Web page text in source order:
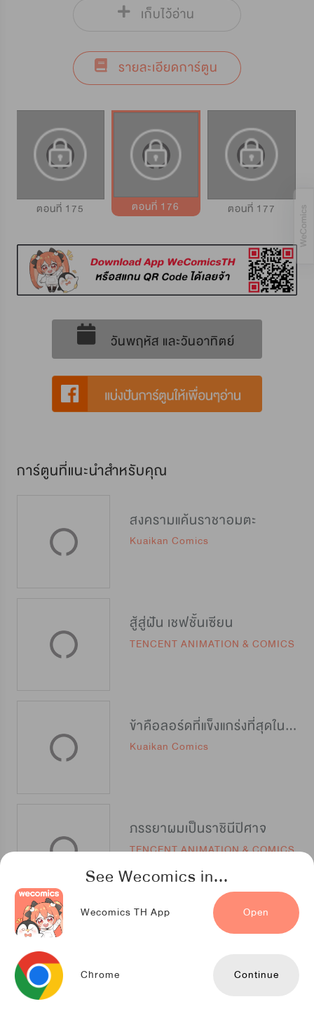
See Wecomics in...
Wecomics TH App Open
Chrome Continue
เก็บไว้อ่าน
รายละเอียดการ์ตูน
ตอนที่ 175 ตอนที่ 176 ตอนที่ 177
วันพฤหัส และวันอาทิตย์
การ์ตูนที่แนะนำสำหรับคุณ
สงครามแค้นราชาอมตะ
Kuaikan Comics
สู้สู่ฝัน เชฟชั้นเซียน
TENCENT ANIMATION & COMICS
ข้าคือลอร์ดที่แข็งแกร่งที่สุดในปฐพี
Kuaikan Comics
ภรรยาผมเป็นราชินีปิศาจ
TENCENT ANIMATION & COMICS
เกิดใหม่เป็นลูกเทพ พลังเมพอย่าบอกใคร